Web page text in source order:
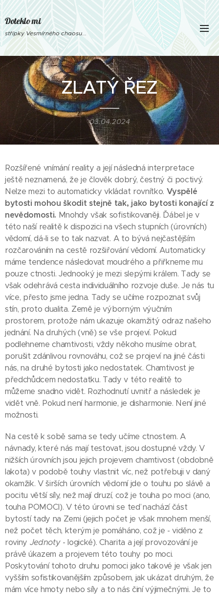
Doteklo mi
střípky Vesmírného chaosu...
ZLATÝ ŘEZ
03.04.2024
Rozšířené vnímání reality a její následná interpretace
ještě neznamená, že je člověk dobrý, čestný či poctivý.
Nelze mezi to automaticky vkládat rovnítko. Vyspělé
bytosti mohou škodit stejně tak, jako bytosti konající z
nevědomosti. Mnohdy však sofistikovaněji. Ďábel je v
této naší realitě k dispozici na všech stupních (úrovních)
vědomí, dá-li se to tak nazvat. A to bývá nejčastějším
rozčarováním na cestě rozšiřování vědomí. Automaticky
máme tendence následovat moudrého a přiřkneme mu
pouze ctnosti. Jednooký je mezi slepými králem. Tady se
však odehrává cesta individuálního rozvoje duše. Je nás tu
více, přesto jsme jedna. Tady se učíme rozpoznat svůj
stín, proto dualita. Země je výborným výučním
prostorem, protože nám ukazuje okamžitý odraz našeho
jednání. Na druhých (vně) se vše projeví. Pokud
podlehneme chamtivosti, vždy někoho musíme obrat,
porušit zdánlivou rovnováhu, což se projeví na jiné části
nás, na druhé bytosti jako nedostatek. Chamtivost je
předchůdcem nedostatku. Tady v této realitě to
můžeme snadno vidět. Rozhodnutí uvnitř a následek je
vidět vně. Pokud není harmonie, je disharmonie. Není jiné
možnosti.
Na cestě k sobě sama se tedy učíme ctnostem. A
návnady, které nás mají testovat, jsou dostupné vždy. V
nižších úrovních jsou jejich projevem chamtivost (obdobně
lakota) v podobě touhy vlastnit víc, než potřebuji v daný
okamžik. V širších úrovních vědomí jde o touhu po slávě a
pocitu větší síly, než mají druzí, což je touha po moci (ano,
touha POMOCI). V této úrovni se teď nachází část
bytostí tady na Zemi (jejich počet je však mnohem menší,
než počet těch, kterým je pomáháno, což je - viděno z
roviny Jednoty- logické). Charita a její provozování je
právě úkazem a projevem této touhy po moci.
Poskytování tohoto druhu pomoci jako takové je však jen
vyšším sofistikovanějším způsobem, jak ukázat druhým, že
mám více hmoty nebo síly a to nás činí výjimečnými. Je to